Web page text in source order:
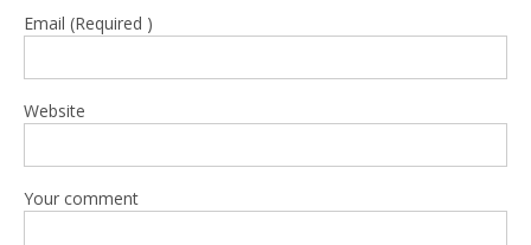
Email (Required )
Website
Your comment